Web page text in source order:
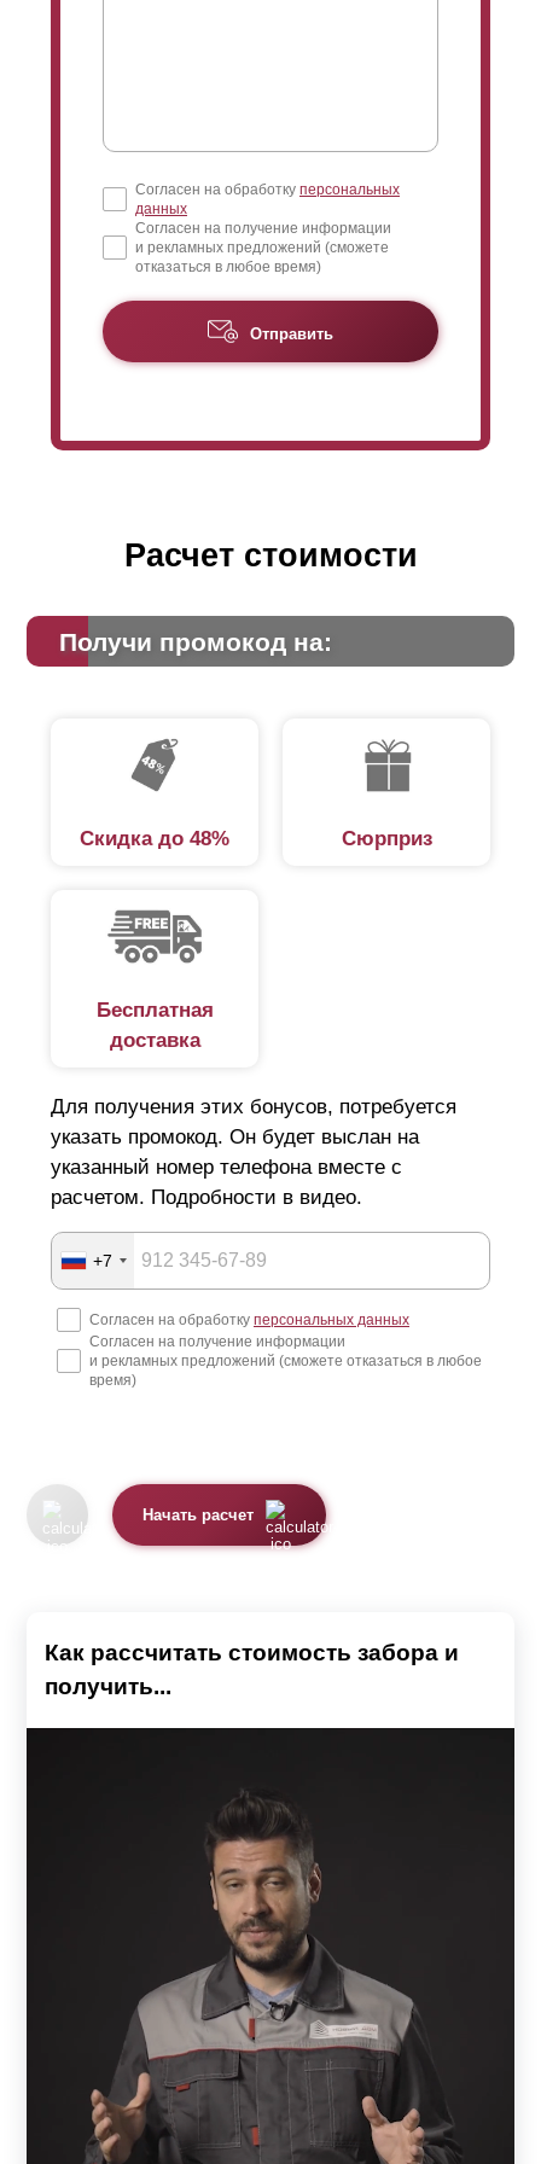
Согласен на обработку персональных
данных
Согласен на получение информации
и рекламных предложений (сможете
отказаться в любое время)
Отправить
Расчет стоимости
Получи промокод на:
Скидка до 48% Сюрприз
Бесплатная
доставка
Для получения этих бонусов, потребуется
указать промокод. Он будет выслан на
указанный номер телефона вместе с
расчетом. Подробности в видео.
+7
Согласен на обработку персональных данных
Согласен на получение информации
и рекламных предложений (сможете отказаться в любое
время)
Начать расчет
Как рассчитать стоимость забора и
получить...